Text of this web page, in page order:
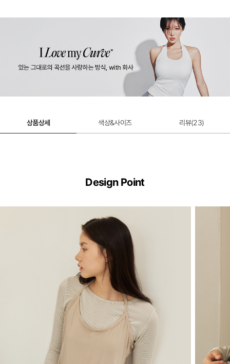
상품상세 색상&사이즈 리뷰(23)
Design Point